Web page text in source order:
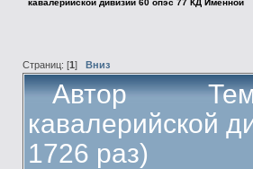
кавалерийской дивизии 60 опэс 77 КД Именной
Страниц: [1 ] Вниз
Автор
кавалерийской
1726 раз)